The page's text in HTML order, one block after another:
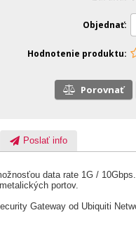
Objednať
Hodnotenie produktu
Porovnať
Poslať info
data rate 1G /
portov.
Gateway od Ubiquiti